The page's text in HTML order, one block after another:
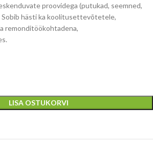
proovidega (putukad, seemned,
Sobib hästi ka koolitusettevõtetele,
remonditöökohtadena,
LISA OSTUKORVI